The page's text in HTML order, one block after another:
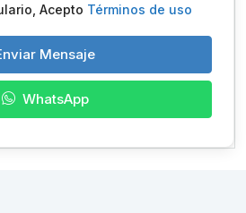
Acepto Términos de uso
Mensaje
WhatsApp